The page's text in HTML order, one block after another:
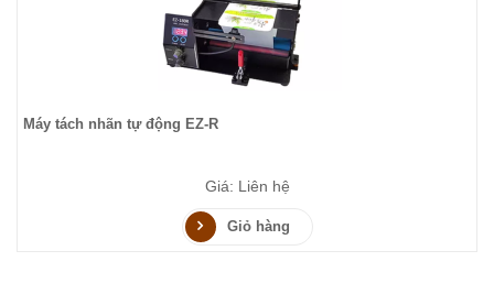
Máy tách nhãn tự động EZ-R
Giá: Liên hệ
Giỏ hàng